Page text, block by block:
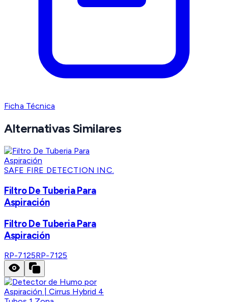
Ficha Técnica
Alternativas Similares
SAFE FIRE DETECTION INC.
Filtro De Tuberia Para
Aspiración
Filtro De Tuberia Para
Aspiración
RP-7125RP-7125